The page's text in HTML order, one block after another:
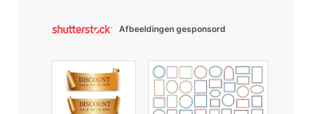
Afbeeldingen gesponsord